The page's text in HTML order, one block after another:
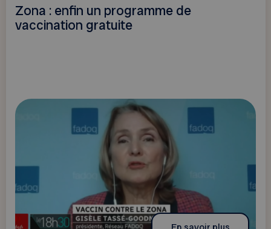
Zona : enfin un programme de
vaccination gratuite